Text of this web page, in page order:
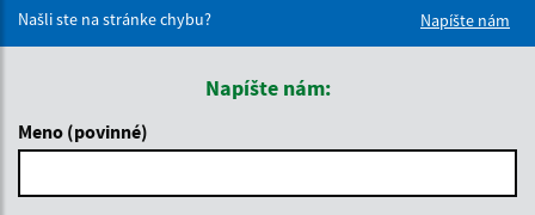
Našli ste na stránke chybu?
Napíšte nám
Napíšte nám:
Meno (povinné)